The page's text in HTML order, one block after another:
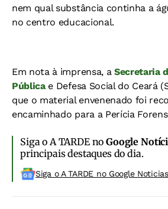
nem qual substância continha a
no centro educacional.
Em nota à imprensa, a Secretaria
Públicae Defesa Social do Ceará
que o material envenenado foi
encaminhado para a Perícia
Siga o A TARDE noGoogle
principais destaques do dia.
Siga o A TARDE no Google Noticias